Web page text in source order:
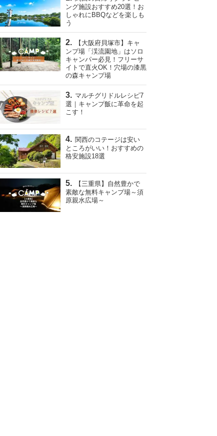
ング施設おすすめ20選！お
しゃれにBBQなどを楽しも
う
【大阪府貝塚市】キャ
ンプ場「渓流園地」はソロ
キャンパー必見！フリーサ
イトで直火OK！穴場の漆黒
の森キャンプ場
マルチグリドルレシピ7
選｜キャンプ飯に革命を起
こす！
関西のコテージは安い
ところがいい！おすすめの
格安施設18選
【三重県】自然豊かで
素敵な無料キャンプ場～須
原親水広場～